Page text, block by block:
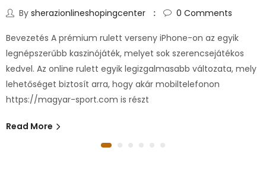
By sherazionlineshopingcenter 0 Comments
Bevezetés A prémium rulett verseny iPhone-on az egyik
legnépszerűbb kaszinójáték, melyet sok szerencsejátékos
kedvel. Az online rulett egyik legizgalmasabb változata, mely
lehetőséget biztosít arra, hogy akár mobiltelefonon
https://magyar-sport.com is részt
Read More